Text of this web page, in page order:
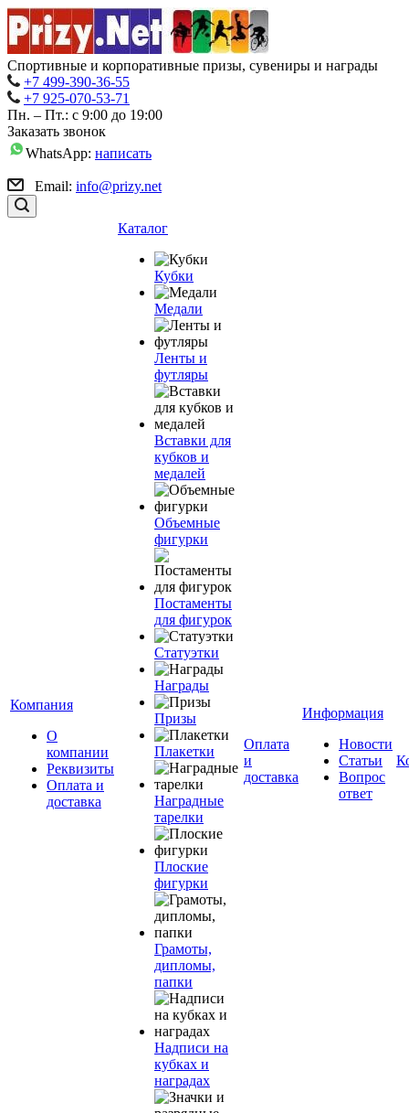
Спортивные и корпоративные призы, сувениры и награды
+7 499-390-36-55
+7 925-070-53-71
Пн. – Пт.: с 9:00 до 19:00
Заказать звонок
WhatsApp: написать
Email: info@prizy.net
Компания
О
компании
Реквизиты
Оплата и
доставка
Каталог
Кубки
Медали
Ленты и
футляры
Вставки для
кубков и
медалей
Объемные
фигурки
Постаменты
для фигурок
Статуэтки
Награды
Призы
Плакетки
Наградные
тарелки
Плоские
фигурки
Грамоты,
дипломы,
папки
Надписи на
кубках и
наградах
Оплата
и
доставка
Информация
Новости
Статьи
Вопрос
ответ